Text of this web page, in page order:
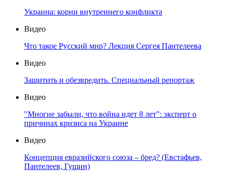
Украина: корни внутреннего конфликта
Видео
Что такое Русский мир? Лекция Сергея Пантелеева
Видео
Защитить и обезвредить. Специальный репортаж
Видео
"Многие забыли, что война идет 8 лет": эксперт о
причинах кризиса на Украине
Видео
Концепция евразийского союза – бред? (Евстафьев,
Пантелеев, Гущин)